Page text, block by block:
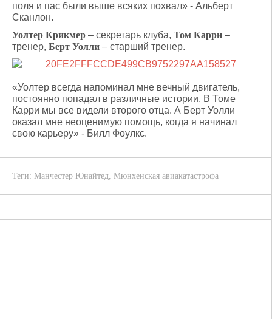
поля и пас были выше всяких похвал» - Альберт
Сканлон.
Уолтер Крикмер – секретарь клуба, Том Карри –
тренер, Берт Уолли – старший тренер.
«Уолтер всегда напоминал мне вечный двигатель,
постоянно попадал в различные истории. В Томе
Карри мы все видели второго отца. А Берт Уолли
оказал мне неоценимую помощь, когда я начинал
свою карьеру» - Билл Фоулкс.
Теги: Манчестер Юнайтед, Мюнхенская авиакатастрофа